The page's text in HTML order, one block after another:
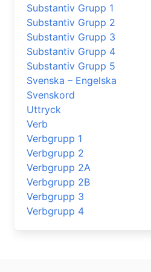
Substantiv Grupp 1
Substantiv Grupp 2
Substantiv Grupp 3
Substantiv Grupp 4
Substantiv Grupp 5
Svenska – Engelska
Svenskord
Uttryck
Verb
Verbgrupp 1
Verbgrupp 2
Verbgrupp 2A
Verbgrupp 2B
Verbgrupp 3
Verbgrupp 4